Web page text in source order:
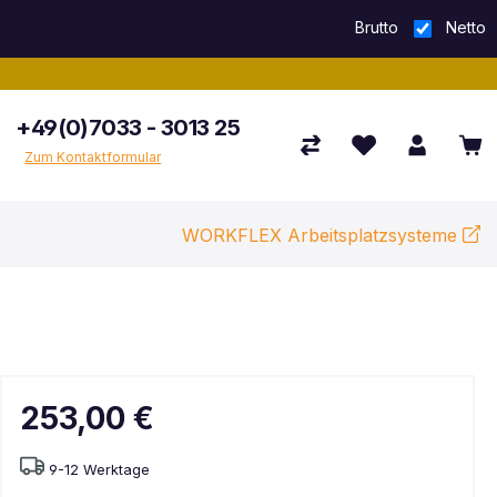
Brutto Netto
+49(0)7033 - 3013 25
Zum Kontaktformular
WORKFLEX Arbeitsplatzsysteme
253,00 €
9-12 Werktage